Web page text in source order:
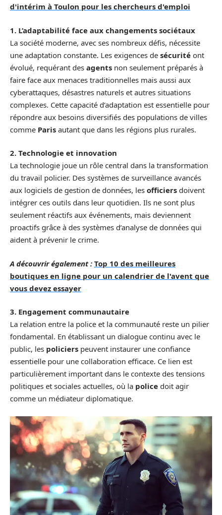
d'intérim à Toulon pour les chercheurs d'emploi
1. L’adaptabilité face aux changements sociétaux
La société moderne, avec ses nombreux défis, nécessite
une adaptation constante. Les exigences de sécurité ont
évolué, requérant des agents non seulement préparés à
faire face aux menaces traditionnelles mais aussi aux
cyberattaques, désastres naturels et autres situations
complexes. Cette capacité d’adaptation est essentielle pour
répondre aux besoins diversifiés des populations de villes
comme Paris autant que dans les régions plus rurales.
2. Technologie et innovation
La technologie joue un rôle central dans la transformation
du travail policier. Des systèmes de surveillance avancés
aux logiciels de gestion de données, les officiers doivent
intégrer ces outils dans leur quotidien. Ils ne sont plus
seulement réactifs aux événements, mais deviennent
proactifs grâce à des systèmes d’analyse de données qui
aident à prévenir le crime.
A découvrir également : Top 10 des meilleures
boutiques en ligne pour un calendrier de l'avent que
vous devez essayer
3. Engagement communautaire
La relation entre la police et la communauté reste un pilier
fondamental. En établissant un dialogue continu avec le
public, les policiers peuvent instaurer une confiance
essentielle pour une collaboration efficace. Ce lien est
particulièrement important dans le contexte des tensions
politiques et sociales actuelles, où la police doit agir
comme un médiateur diplomatique.